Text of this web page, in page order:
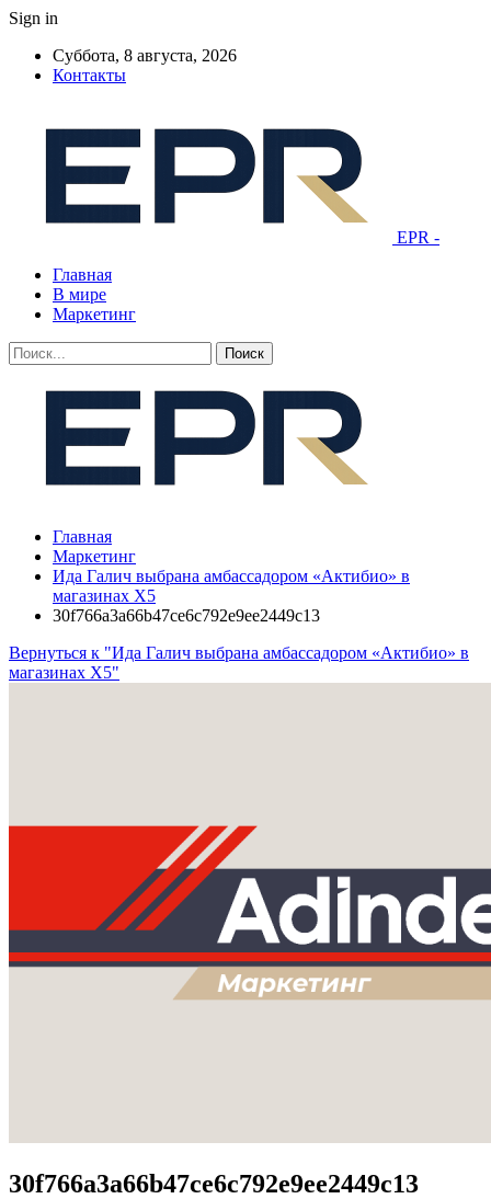
Sign in
Суббота, 8 августа, 2026
Контакты
EPR -
Главная
В мире
Маркетинг
Главная
Маркетинг
Ида Галич выбрана амбассадором «Актибио» в
магазинах X5
30f766a3a66b47ce6c792e9ee2449c13
Вернуться к "Ида Галич выбрана амбассадором «Актибио» в
магазинах X5"
30f766a3a66b47ce6c792e9ee2449c13